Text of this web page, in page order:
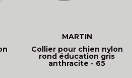
MARTIN
Collier pour chien nylon
rond éducation gris
anthracite - 65